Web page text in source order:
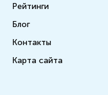
Рейтинги
Блог
Контакты
Карта сайта